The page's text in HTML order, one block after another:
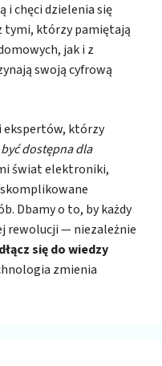
i chęci dzielenia się
tymi, którzy pamiętają
jak i z
swoją cyfrową
ekspertów, którzy
dostępna dla
świat elektroniki,
Dbamy o to, by każdy
rewolucji — niezależnie
się do wiedzy
zmienia